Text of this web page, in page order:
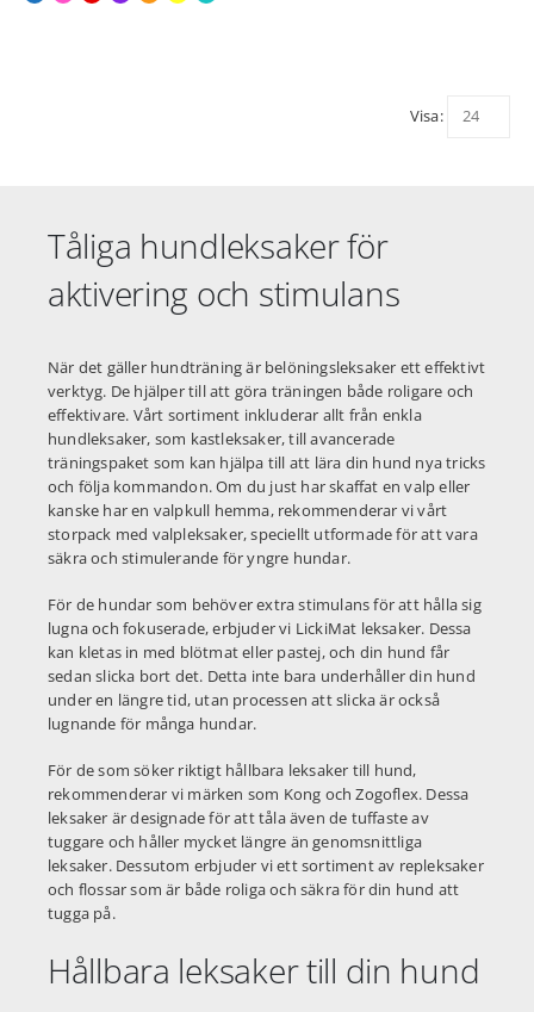
Visa:
Tåliga hundleksaker för
aktivering och stimulans
När det gäller hundträning är belöningsleksaker ett effektivt
verktyg. De hjälper till att göra träningen både roligare och
effektivare. Vårt sortiment inkluderar allt från enkla
hundleksaker, som kastleksaker, till avancerade
träningspaket som kan hjälpa till att lära din hund nya tricks
och följa kommandon. Om du just har skaffat en valp eller
kanske har en valpkull hemma, rekommenderar vi vårt
storpack med valpleksaker, speciellt utformade för att vara
säkra och stimulerande för yngre hundar.
För de hundar som behöver extra stimulans för att hålla sig
lugna och fokuserade, erbjuder vi LickiMat leksaker. Dessa
kan kletas in med blötmat eller pastej, och din hund får
sedan slicka bort det. Detta inte bara underhåller din hund
under en längre tid, utan processen att slicka är också
lugnande för många hundar.
För de som söker riktigt hållbara leksaker till hund,
rekommenderar vi märken som Kong och Zogoflex. Dessa
leksaker är designade för att tåla även de tuffaste av
tuggare och håller mycket längre än genomsnittliga
leksaker. Dessutom erbjuder vi ett sortiment av repleksaker
och flossar som är både roliga och säkra för din hund att
tugga på.
Hållbara leksaker till din hund